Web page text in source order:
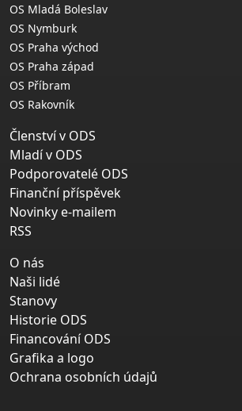
OS Mladá Boleslav
OS Nymburk
OS Praha východ
OS Praha západ
OS Příbram
OS Rakovník
Členství v ODS
Mladí v ODS
Podporovatelé ODS
Finanční příspěvek
Novinky e-mailem
RSS
O nás
Naši lidé
Stanovy
Historie ODS
Financování ODS
Grafika a logo
Ochrana osobních údajů